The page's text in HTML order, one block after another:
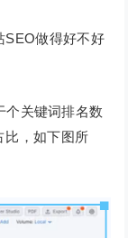
SEO做得好不好
个关键词排名数
比，如下图所